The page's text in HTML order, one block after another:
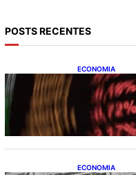
POSTS RECENTES
ECONOMIA
Ibovespa
pontos
ECONOMIA